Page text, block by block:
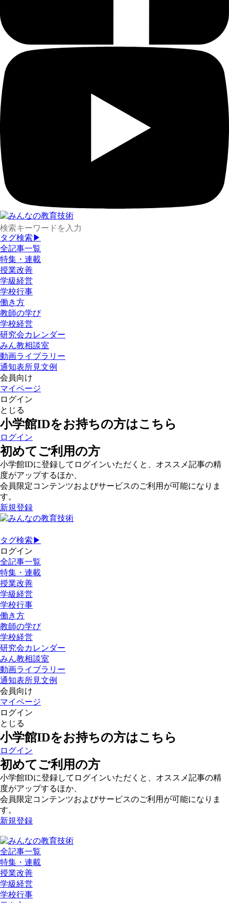
タグ検索▶
全記事一覧
特集・連載
授業改善
学級経営
学校行事
働き方
教師の学び
学校経営
研究会カレンダー
みん教相談室
動画ライブラリー
通知表所見文例
会員向け
マイページ
ログイン
とじる
小学館IDをお持ちの方はこちら
ログイン
初めてご利用の方
小学館IDに登録してログインいただくと、オススメ記事の精
度がアップするほか、
会員限定コンテンツおよびサービスのご利用が可能になりま
す。
新規登録
タグ検索▶
ログイン
全記事一覧
特集・連載
授業改善
学級経営
学校行事
働き方
教師の学び
学校経営
研究会カレンダー
みん教相談室
動画ライブラリー
通知表所見文例
会員向け
マイページ
ログイン
とじる
小学館IDをお持ちの方はこちら
ログイン
初めてご利用の方
小学館IDに登録してログインいただくと、オススメ記事の精
度がアップするほか、
会員限定コンテンツおよびサービスのご利用が可能になりま
す。
新規登録
全記事一覧
特集・連載
授業改善
学級経営
学校行事